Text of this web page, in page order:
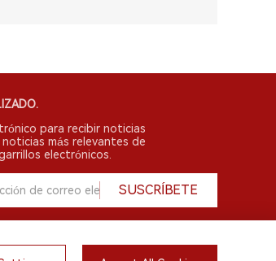
para recibir noticias
más relevantes de
electrónicos.
SUSCRÍBETE